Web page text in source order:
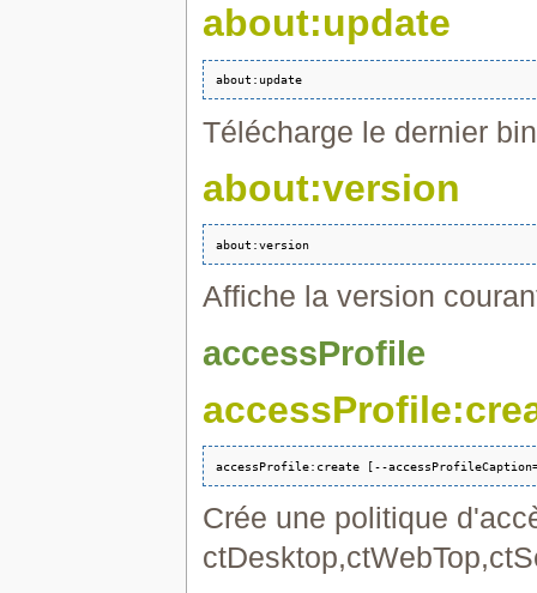
about:update
about:update
Télécharge le dernier
about:version
about:version
Affiche la version
accessProfile
Crée une politique